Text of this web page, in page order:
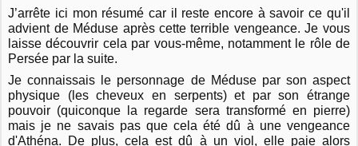
J’arrête ici mon résumé car il reste encore à savoir ce qu'il
advient de Méduse après cette terrible vengeance. Je vous
laisse découvrir cela par vous-même, notamment le rôle de
Persée par la suite.
Je connaissais le personnage de Méduse par son aspect
physique (les cheveux en serpents) et par son étrange
pouvoir (quiconque la regarde sera transformé en pierre)
mais je ne savais pas que cela été dû à une vengeance
d'Athéna. De plus, cela est dû à un viol, elle paie alors